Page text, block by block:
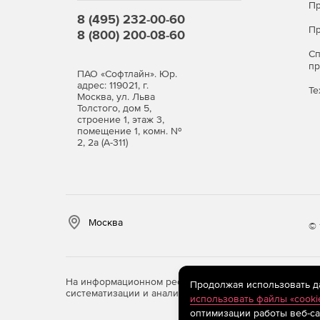
Гибкий механизм хранения данных
восстановления и контролировать объем
8 (495) 232-00-60
8 (800) 200-08-60
ПАО «Софтлайн». Юр.
адрес: 119021, г.
Москва, ул. Льва
Толстого, дом 5,
строение 1, этаж 3,
помещение 1, комн. №
2, 2а (А-311)
Москва ©
На информационном ресурсе store.softline.ru
систематизации и анализа сведений, относящихся
Продолжая использовать
использовать файлы
оптимизации работы веб-